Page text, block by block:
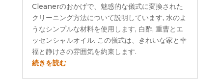
Cleanerのおかげで、魅惑的な儀式に変換された
クリーニング方法について説明しています, 水のよ
うなシンプルな材料を使用します, 白酢, 重曹とエ
ッセンシャルオイル. この儀式は、きれいな家と幸
福と静けさの雰囲気を約束します.
続きを読む